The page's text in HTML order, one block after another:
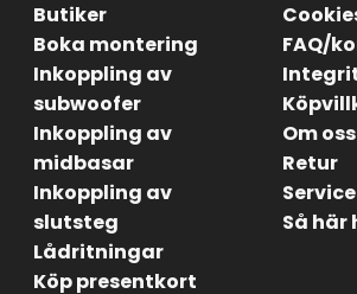
Butiker
Boka montering
Inkoppling av
subwoofer
Inkoppling av
midbasar
Inkoppling av
slutsteg
Lådritningar
Köp presentkort
FAQ/
Om oss
Retur
Så här